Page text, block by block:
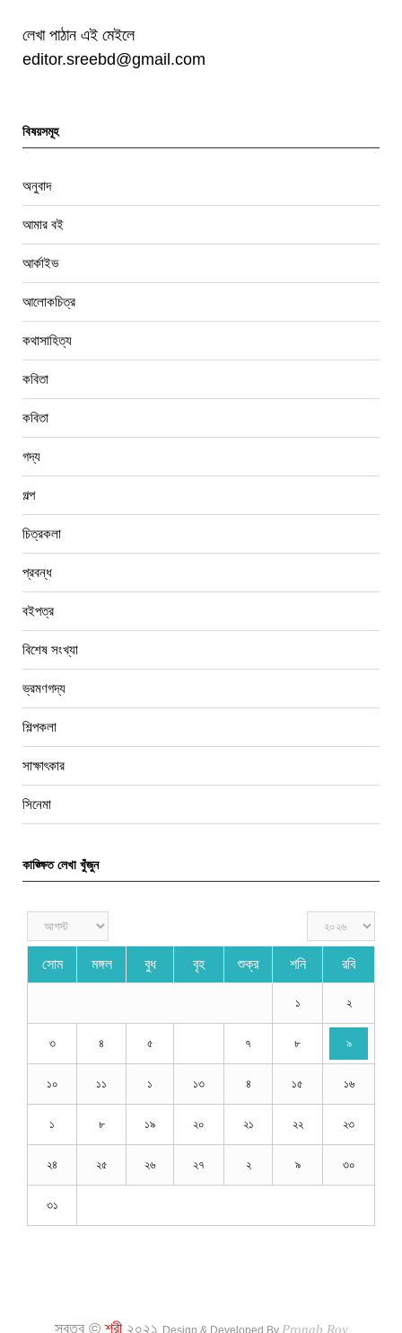
লেখা পাঠান এই মেইলে
editor.sreebd@gmail.com
বিষয়সমূহ
অনুবাদ
আমার বই
আর্কাইভ
আলোকচিত্র
কথাসাহিত্য
কবিতা
কবিতা
গদ্য
গল্প
চিত্রকলা
প্রবন্ধ
বইপত্র
বিশেষ সংখ্যা
ভ্রমণগদ্য
শিল্পকলা
সাক্ষাৎকার
সিনেমা
কাঙ্ক্ষিত লেখা খুঁজুন
সোম মঙ্গল বুধ বৃহ শুক্র শনি রবি
১ ২
৩ ৪ ৫ ৭ ৮ ৯
১০ ১১ ১ ১৩ ৪ ১৫ ১৬
১ ৮ ১৯ ২০ ২১ ২২ ২৩
২৪ ২৫ ২৬ ২৭ ২ ৯ ৩০
৩১
স্বত্ব ©শ্রী ২০২১ Pronab Roy